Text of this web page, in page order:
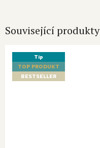
Související produkty
Tip
TOP PRODUKT
BESTSELLER